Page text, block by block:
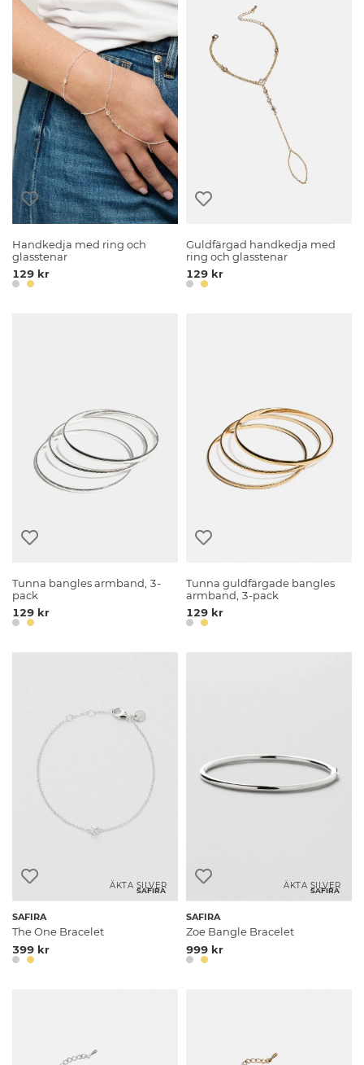
Handkedja med ring och
glasstenar
129 kr
Guldfärgad handkedja med
ring och glasstenar
129 kr
Tunna bangles armband, 3-
pack
129 kr
Tunna guldfärgade bangles
armband, 3-pack
129 kr
SAFIRA
ÄKTA SILVER
SAFIRA
The One Bracelet
399 kr
SAFIRA
ÄKTA SILVER
SAFIRA
Zoe Bangle Bracelet
999 kr